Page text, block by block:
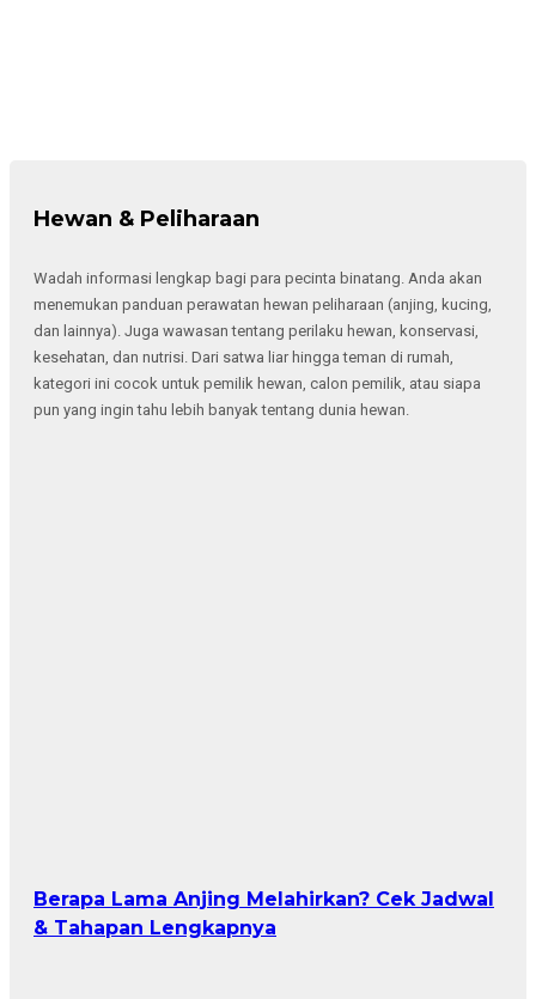
Hewan & Peliharaan
Wadah informasi lengkap bagi para pecinta binatang. Anda akan
menemukan panduan perawatan hewan peliharaan (anjing, kucing,
dan lainnya). Juga wawasan tentang perilaku hewan, konservasi,
kesehatan, dan nutrisi. Dari satwa liar hingga teman di rumah,
kategori ini cocok untuk pemilik hewan, calon pemilik, atau siapa
pun yang ingin tahu lebih banyak tentang dunia hewan.
Berapa Lama Anjing Melahirkan? Cek Jadwal
& Tahapan Lengkapnya